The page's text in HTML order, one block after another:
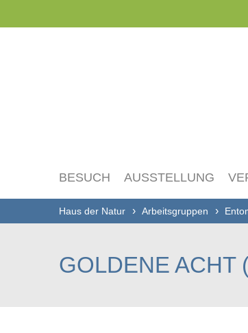
BESUCH AUSSTELLUNG
Haus der Natur Arbeitsgruppen
GOLDENE ACHT